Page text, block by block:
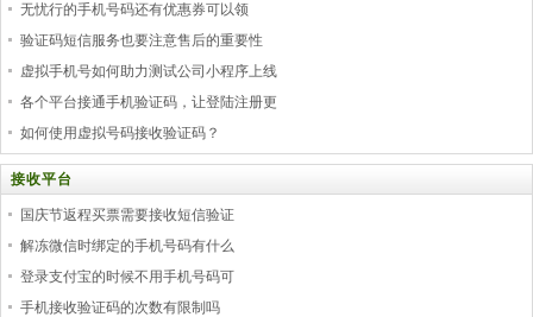
无忧行的手机号码还有优惠券可以领
验证码短信服务也要注意售后的重要性
虚拟手机号如何助力测试公司小程序上线
各个平台接通手机验证码，让登陆注册更
如何使用虚拟号码接收验证码？
接收平台
国庆节返程买票需要接收短信验证
解冻微信时绑定的手机号码有什么
登录支付宝的时候不用手机号码可
手机接收验证码的次数有限制吗